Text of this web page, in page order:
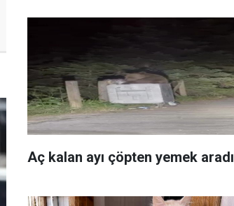
Aç kalan ayı çöpten yemek aradı